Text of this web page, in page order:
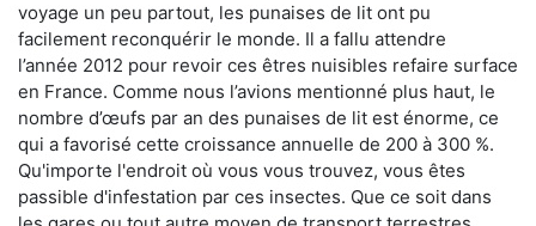
voyage un peu partout, les punaises de lit ont pu
facilement reconquérir le monde. Il a fallu attendre
l’année 2012 pour revoir ces êtres nuisibles refaire surface
en France. Comme nous l’avions mentionné plus haut, le
nombre d’œufs par an des punaises de lit est énorme, ce
qui a favorisé cette croissance annuelle de 200 à 300 %.
Qu'importe l'endroit où vous vous trouvez, vous êtes
passible d'infestation par ces insectes. Que ce soit dans